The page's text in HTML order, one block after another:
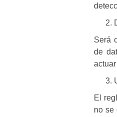
Será
de
El
no se